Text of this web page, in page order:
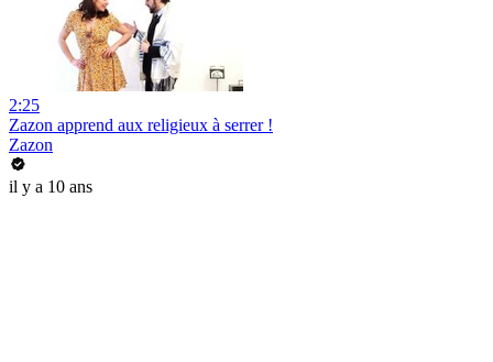
2:25
Zazon apprend aux religieux à serrer !
Zazon
il y a 10 ans